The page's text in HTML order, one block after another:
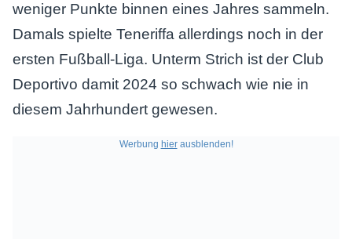
weniger Punkte binnen eines Jahres sammeln.
Damals spielte Teneriffa allerdings noch in der
ersten Fußball-Liga. Unterm Strich ist der Club
Deportivo damit 2024 so schwach wie nie in
diesem Jahrhundert gewesen.
Werbung hierausblenden!